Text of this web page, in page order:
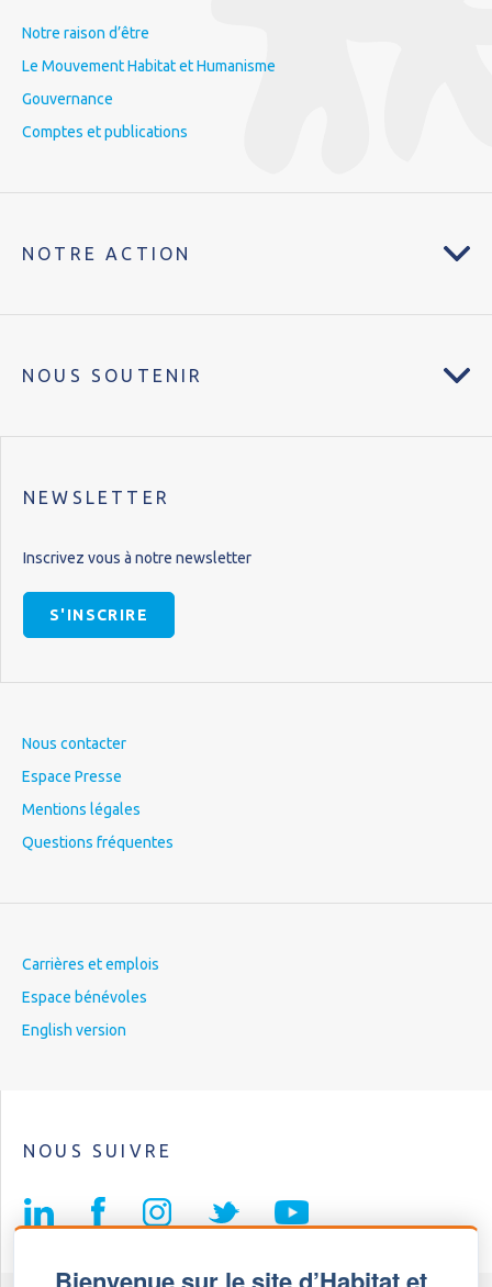
Notre raison d’être
Le Mouvement Habitat et Humanisme
Gouvernance
Comptes et publications
NOTRE ACTION
NOUS SOUTENIR
NEWSLETTER
Inscrivez vous à notre newsletter
S'INSCRIRE
Nous contacter
Espace Presse
Mentions légales
Questions fréquentes
Carrières et emplois
Espace bénévoles
English version
NOUS SUIVRE